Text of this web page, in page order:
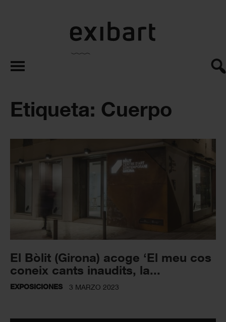
exibart.es
Etiqueta: Cuerpo
El Bòlit (Girona) acoge ‘El meu cos
coneix cants inaudits, la...
EXPOSICIONES 3 MARZO 2023